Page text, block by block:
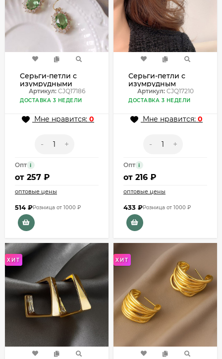
Серьги-петли с
изумрудными
кристаллами
CJQ17186
Артикул:CJQ17186
ДОСТАВКА 3 НЕДЕЛИ
Мне нравится: 0
- +
Опт i
от 257 ₽
оптовые цены
514 ₽Розница от 1000 ₽
Серьги-петли с
изумрудным
кристаллом
CJQ17210
Артикул:CJQ17210
ДОСТАВКА 3 НЕДЕЛИ
Мне нравится: 0
- +
Опт i
от 216 ₽
оптовые цены
433 ₽Розница от 1000 ₽
ХИТ ХИТ